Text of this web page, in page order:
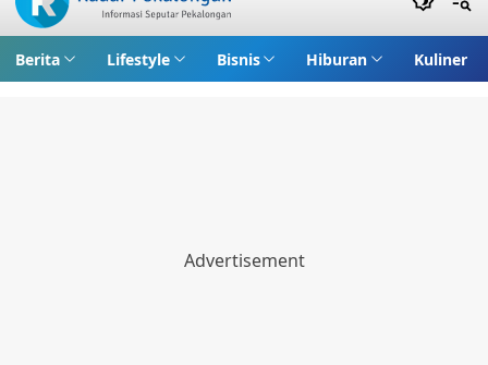
Berita Lifestyle Bisnis Hiburan Kuliner